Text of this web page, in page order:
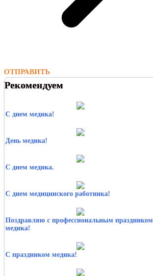
ОТПРАВИТЬ
Рекомендуем
С днем медика!
День медика!
С днем медика.
С днем медицинского работника!
Поздравляю с профессиональным праздником
медика!
С праздником медика!